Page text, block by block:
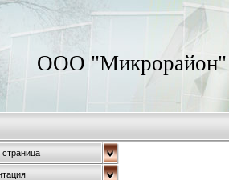
ООО "Микрорайон"
страница